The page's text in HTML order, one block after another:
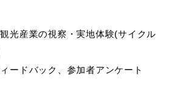
光産業の視察・実地体験(サイクル
ードバック、参加者アンケート